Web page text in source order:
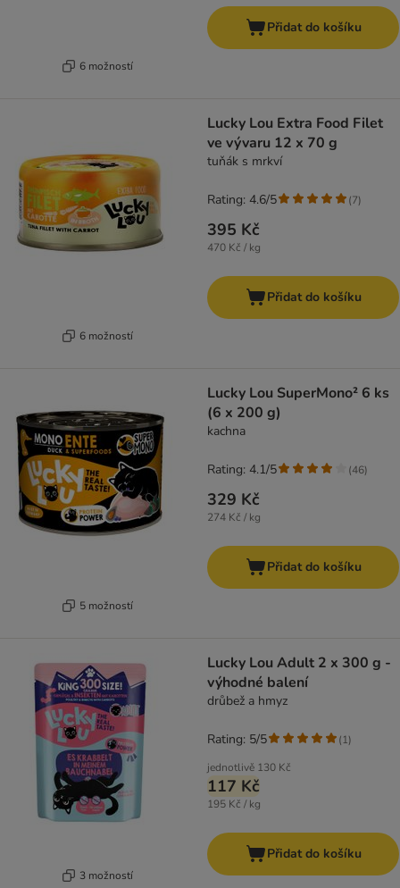
6 možností
Přidat do košíku
6 možností
Lucky Lou Extra Food Filet
ve vývaru 12 x 70 g
tuňák s mrkví
395 Kč
470 Kč / kg
Rating: 4.6/5 (7)
Přidat do košíku
5 možností
Lucky Lou SuperMono² 6 ks
(6 x 200 g)
kachna
329 Kč
274 Kč / kg
Rating: 4.1/5 (46)
Přidat do košíku
3 možností
Lucky Lou Adult 2 x 300 g -
výhodné balení
drůbež a hmyz
jednotlivě 130 Kč
117 Kč
195 Kč / kg
Rating: 5/5 (1)
Přidat do košíku